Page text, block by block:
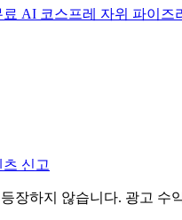
AI 코스프레 자위 파이즈
츠 신고
장하지 않습니다. 광고